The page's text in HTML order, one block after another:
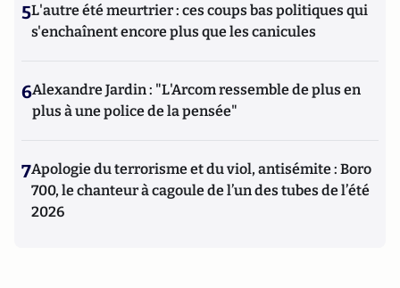
5L'autre été meurtrier : ces coups bas politiques qui
s'enchaînent encore plus que les canicules
6Alexandre Jardin : "L'Arcom ressemble de plus en
plus à une police de la pensée"
7Apologie du terrorisme et du viol, antisémite : Boro
700, le chanteur à cagoule de l’un des tubes de l’été
2026